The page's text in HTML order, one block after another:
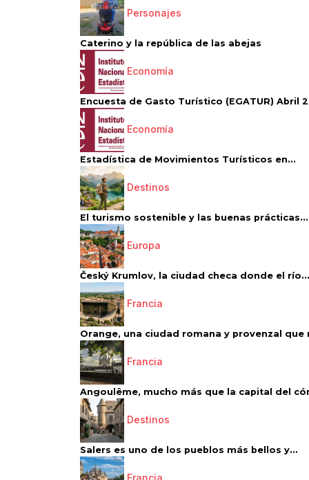
Personajes
Caterino y la república de las abejas
Economía
Encuesta de Gasto Turístico (EGATUR) Abril
Economía
Estadística de Movimientos Turísticos en...
Destinos
El turismo sostenible y las buenas prácticas...
Europa
Český Krumlov, la ciudad checa donde el río...
Francia
Orange, una ciudad romana y provenzal que
Francia
Angoulême, mucho más que la capital del
Destinos
Salers es uno de los pueblos más bellos y...
Francia